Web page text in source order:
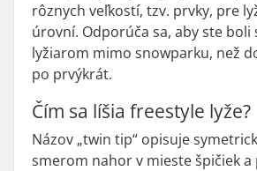
rôznych veľkostí, tzv. prvky, pre
úrovní. Odporúča sa, aby ste boli
lyžiarom mimo snowparku, než
po prvýkrát.
Čím sa líšia freestyle lyže?
Názov „twin tip“ opisuje
smerom nahor v mieste špičiek a